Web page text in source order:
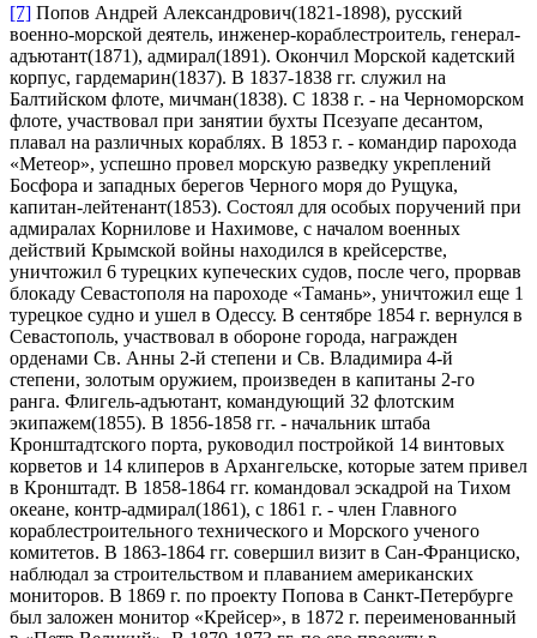
[7] Попов Андрей Александрович(1821-1898), русский
военно-морской деятель, инженер-кораблестроитель, генерал-
адъютант(1871), адмирал(1891). Окончил Морской кадетский
корпус, гардемарин(1837). В 1837-1838 гг. служил на
Балтийском флоте, мичман(1838). С 1838 г. - на Черноморском
флоте, участвовал при занятии бухты Псезуапе десантом,
плавал на различных кораблях. В 1853 г. - командир парохода
«Метеор», успешно провел морскую разведку укреплений
Босфора и западных берегов Черного моря до Рущука,
капитан-лейтенант(1853). Состоял для особых поручений при
адмиралах Корнилове и Нахимове, с началом военных
действий Крымской войны находился в крейсерстве,
уничтожил 6 турецких купеческих судов, после чего, прорвав
блокаду Севастополя на пароходе «Тамань», уничтожил еще 1
турецкое судно и ушел в Одессу. В сентябре 1854 г. вернулся в
Севастополь, участвовал в обороне города, награжден
орденами Св. Анны 2-й степени и Св. Владимира 4-й
степени, золотым оружием, произведен в капитаны 2-го
ранга. Флигель-адъютант, командующий 32 флотским
экипажем(1855). В 1856-1858 гг. - начальник штаба
Кронштадтского порта, руководил постройкой 14 винтовых
корветов и 14 клиперов в Архангельске, которые затем привел
в Кронштадт. В 1858-1864 гг. командовал эскадрой на Тихом
океане, контр-адмирал(1861), с 1861 г. - член Главного
кораблестроительного технического и Морского ученого
комитетов. В 1863-1864 гг. совершил визит в Сан-Франциско,
наблюдал за строительством и плаванием американских
мониторов. В 1869 г. по проекту Попова в Санкт-Петербурге
был заложен монитор «Крейсер», в 1872 г. переименованный